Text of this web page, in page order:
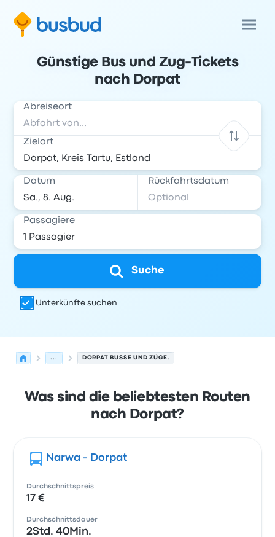
Günstige Bus und Zug-Tickets
nach Dorpat
Abreiseort
Zielort
Datum Rückfahrtsdatum
Passagiere
Suche
Unterkünfte suchen
... DORPAT BUSSE UND ZÜGE.
Was sind die beliebtesten Routen
nach Dorpat?
Narwa - Dorpat
Durchschnittspreis
17 €
Durchschnittsdauer
2Std. 40Min.